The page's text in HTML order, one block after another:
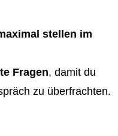
stellen im
Fragen, damit du
zu überfrachten.